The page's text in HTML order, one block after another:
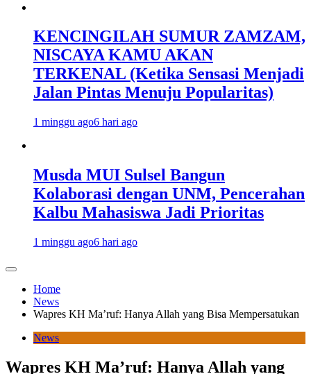
KENCINGILAH SUMUR ZAMZAM,
NISCAYA KAMU AKAN
TERKENAL (Ketika Sensasi Menjadi
Jalan Pintas Menuju Popularitas)
1 minggu ago6 hari ago
Musda MUI Sulsel Bangun
Kolaborasi dengan UNM, Pencerahan
Kalbu Mahasiswa Jadi Prioritas
1 minggu ago6 hari ago
Home
News
Wapres KH Ma’ruf: Hanya Allah yang Bisa Mempersatukan
News
Wapres KH Ma’ruf: Hanya Allah yang